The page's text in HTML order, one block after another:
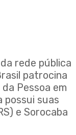
rede pública
patrocina
Pessoa em
possui suas
e Sorocaba